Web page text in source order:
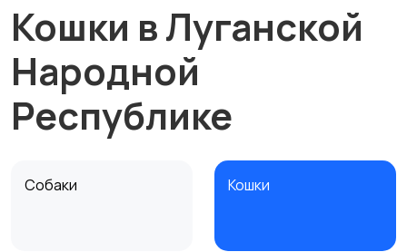
Кошки в Луганской
Народной
Республике
Собаки Кошки